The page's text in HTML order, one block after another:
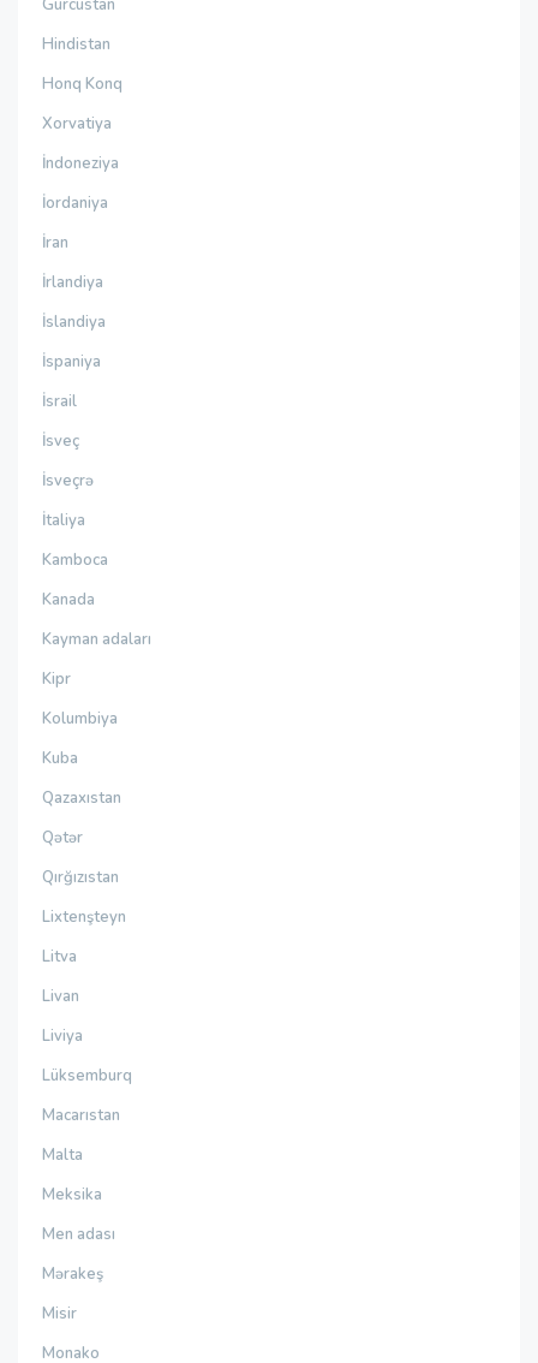
Gürcüstan
Hindistan
Honq Konq
Xorvatiya
İndoneziya
İordaniya
İran
İrlandiya
İslandiya
İspaniya
İsrail
İsveç
İsveçrə
İtaliya
Kamboca
Kanada
Kayman adaları
Kipr
Kolumbiya
Kuba
Qazaxıstan
Qətər
Qırğızıstan
Lixtenşteyn
Litva
Livan
Liviya
Lüksemburq
Macarıstan
Malta
Meksika
Men adası
Mərakeş
Misir
Monako